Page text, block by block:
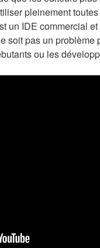
pleinement
un IDE commercial
soit pas un
ou les